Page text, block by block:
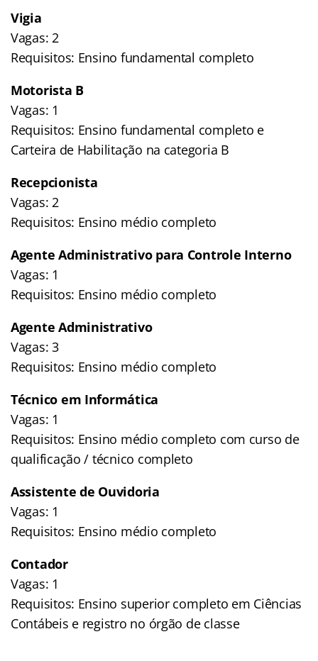
Vigia
Vagas: 2
Requisitos: Ensino fundamental completo
Motorista B
Vagas: 1
Requisitos: Ensino fundamental completo e
Carteira de Habilitação na categoria B
Recepcionista
Vagas: 2
Requisitos: Ensino médio completo
Agente Administrativo para Controle Interno
Vagas: 1
Requisitos: Ensino médio completo
Agente Administrativo
Vagas: 3
Requisitos: Ensino médio completo
Técnico em Informática
Vagas: 1
Requisitos: Ensino médio completo com curso de
qualificação / técnico completo
Assistente de Ouvidoria
Vagas: 1
Requisitos: Ensino médio completo
Contador
Vagas: 1
Requisitos: Ensino superior completo em Ciências
Contábeis e registro no órgão de classe